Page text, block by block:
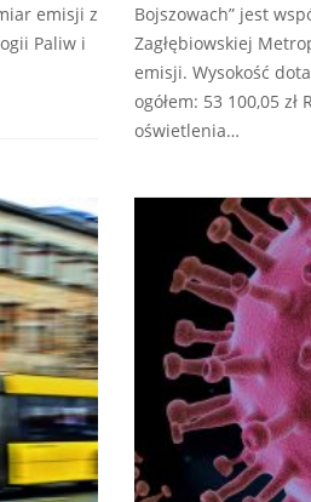
emisji z
Paliw i
Bojszowach” jest
Zagłębiowskiej
emisji. Wysokość
ogółem: 53 100,05
oświetlenia…